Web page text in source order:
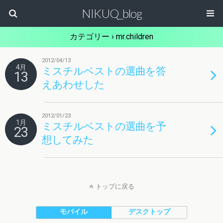
NIKUQ_blog
カテゴリー › mr.children
4月
13
2012/04/13
ミスチルベストの選曲を答
えあわせした
1月
23
2012/01/23
ミスチルベストの選曲を予
想してみた
トップに戻る
モバイル デスクトップ